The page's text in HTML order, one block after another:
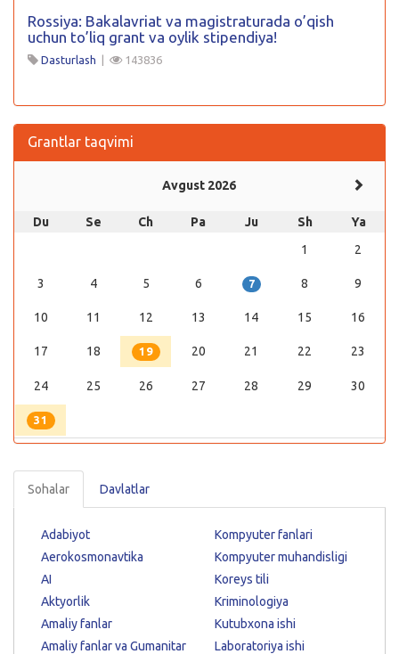
Rossiya: Bakalavriat va magistraturada o’qish
uchun to’liq grant va oylik stipendiya!
Dasturlash | 143836
Grantlar taqvimi
Avgust 2026
Du Se Ch Pa Ju Sh
Ya
1
2
3 4 5 6 7 8 9
10 11 12 13 14 15 16
17 18 19 20 21 22 23
24 25 26 27 28 29 30
31
Sohalar Davlatlar
Adabiyot
Aerokosmonavtika
AI
Aktyorlik
Amaliy fanlar
Amaliy fanlar va Gumanitar
Kompyuter fanlari
Kompyuter muhandisligi
Koreys tili
Kriminologiya
Kutubxona ishi
Laboratoriya ishi